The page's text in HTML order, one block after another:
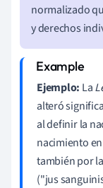
normalizado
y derechos
Ejemplo: La
alteró
al definir la
nacimiento
también por
("jus